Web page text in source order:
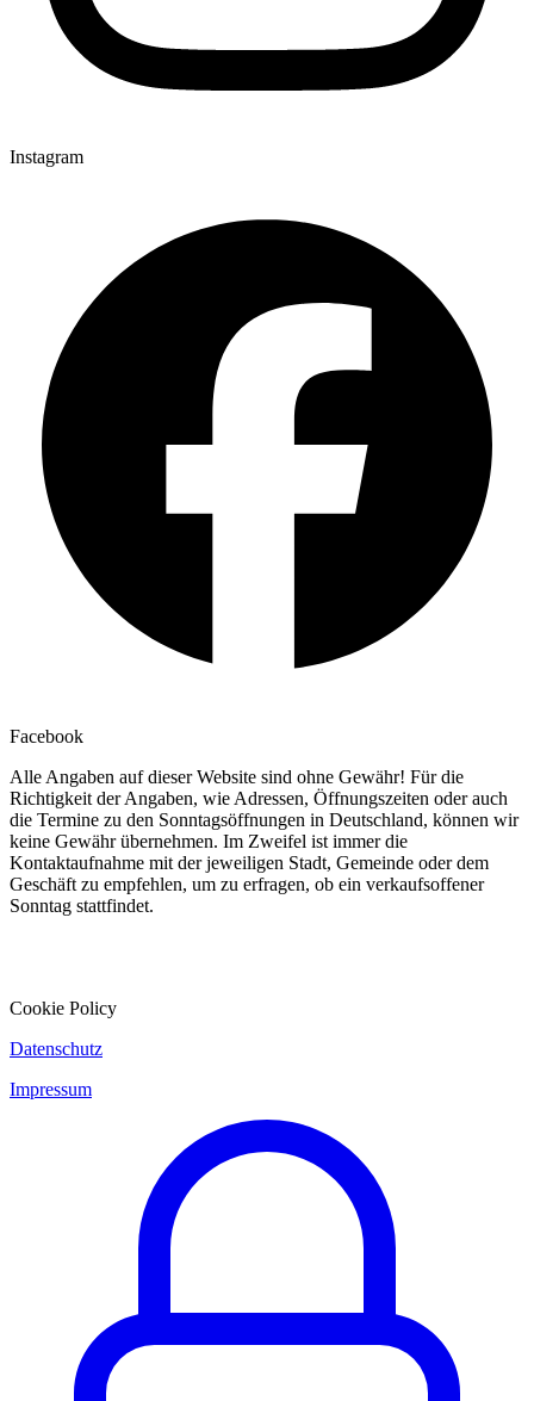
Instagram
Facebook
Alle Angaben auf dieser Website sind ohne Gewähr! Für die
Richtigkeit der Angaben, wie Adressen, Öffnungszeiten oder auch
die Termine zu den Sonntagsöffnungen in Deutschland, können wir
keine Gewähr übernehmen. Im Zweifel ist immer die
Kontaktaufnahme mit der jeweiligen Stadt, Gemeinde oder dem
Geschäft zu empfehlen, um zu erfragen, ob ein verkaufsoffener
Sonntag stattfindet.
Cookie Policy
Datenschutz
Impressum